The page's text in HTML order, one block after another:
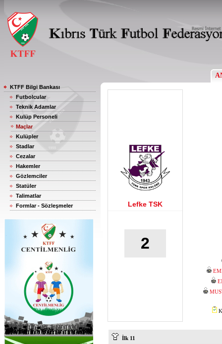
KTFF Bilgi Bankası
Futbolcular
Teknik Adamlar
Kulüp Personeli
Maçlar
Kulüpler
Stadlar
Cezalar
Hakemler
Gözlemciler
Statüler
Talimatlar
Formlar - Sözleşmeler
Lefke TSK
2
İlk 11